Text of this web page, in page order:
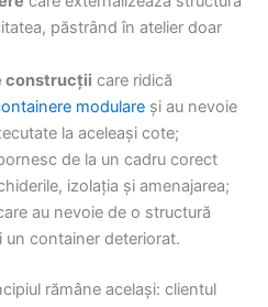
păstrând în atelier doar
construcții care ridică
modulare și au nevoie
la aceleași cote;
de la un cadru corect
izolația și amenajarea;
au nevoie de o structură
container deteriorat.
rămâne același: clientul